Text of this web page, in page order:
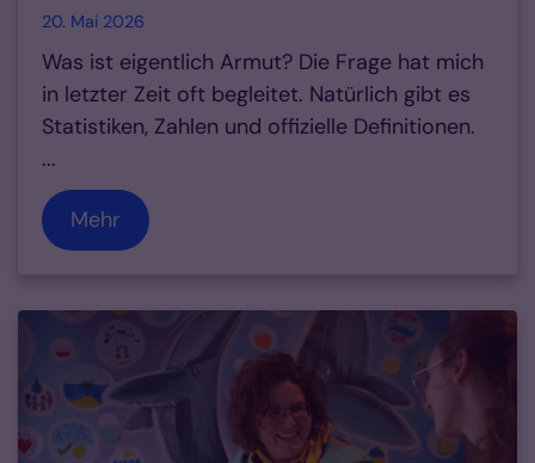
20. Mai 2026
Was ist eigentlich Armut? Die Frage hat mich
in letzter Zeit oft begleitet. Natürlich gibt es
Statistiken, Zahlen und offizielle Definitionen.
...
Mehr